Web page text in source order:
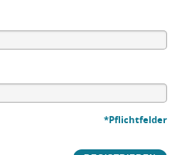
*Pflichtfelder